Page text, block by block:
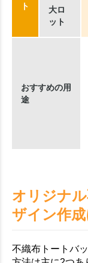
ト
大ロ
ット
おすすめの用
途
オリジナ
ザイン作
不織布トートバ